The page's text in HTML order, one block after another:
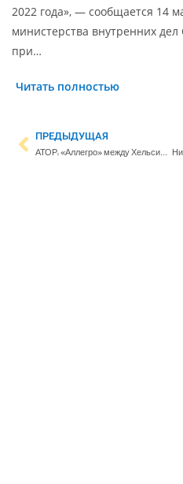
2022 года», — сообщается 14
министерства внутренних
при…
Читать полностью
ПРЕДЫДУЩАЯ
АТОР: «Аллегро» между Хельсинки и Петербургом начнет ходить чаще